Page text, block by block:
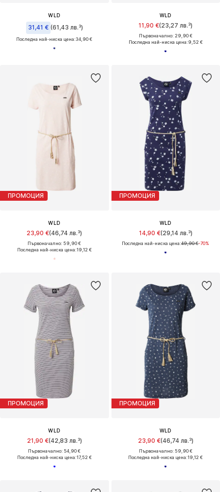
WLD
31,41 € (61,43 лв.³)
Последна най-ниска цена:34,90 €
WLD
11,90 €(23,27 лв.³)
Първоначално: 29,90 €
Последна най-ниска цена:9,52 €
ПРОМОЦИЯ
WLD
23,90 €(46,74 лв.³)
Първоначално: 59,90 €
Последна най-ниска цена:19,12 €
ПРОМОЦИЯ
WLD
14,90 €(29,14 лв.³)
Последна най-ниска цена:49,90 €-70%
ПРОМОЦИЯ
WLD
21,90 €(42,83 лв.³)
Първоначално: 54,90 €
Последна най-ниска цена:17,52 €
ПРОМОЦИЯ
WLD
23,90 €(46,74 лв.³)
Първоначално: 59,90 €
Последна най-ниска цена:19,12 €